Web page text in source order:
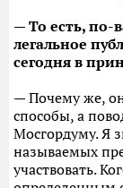
— То есть, по-
легальное
сегодня в
— Почему же,
способы, а
Мосгордуму. Я
называемых
участвовать.